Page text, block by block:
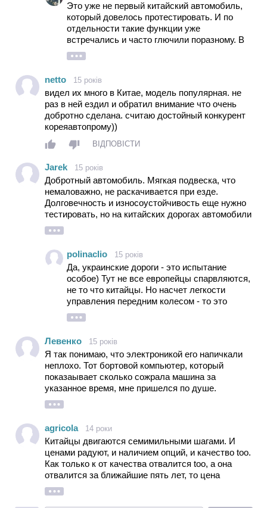
Это уже не первый китайский автомобиль,
который довелось протестировать. И по
отдельности такие функции уже
встречались и часто глючили поразному. В
данной машине все это на удивление четко
работает. Конечно, автомобиль новый и пока
часы
netto 15 років
видел их много в Китае, модель популярная. не
раз в ней ездил и обратил внимание что очень
добротно сделана. считаю достойный конкурент
кореяавтопрому))
ВІДПОВІСТИ
Jarek 15 років
Добротный автомобиль. Мягкая подвеска, что
немаловажно, не раскачивается при езде.
Долговечность и износоустойчивость еще нужно
тестировать, но на китайских дорогах автомобили
BYD доказали свою состоятельность. Впереди -
украинские дороги.
polinaclio
15 років
Да, украинские дороги - это испытание
особое) Тут не все европейцы спарвляются,
не то что китайцы. Но насчет легкости
управления передним колесом - то это
возможный плюс - ибо маневрировать в
ограниченном пространстве у нас
Левенко 15 років
Я так понимаю, что электроникой его напичкали
неплохо. Тот бортовой компьютер, который
показаывает сколько сожрала машина за
указанное время, мне пришелся по душе.
Вычислить бы сколько литрасей мне обходится
дорога в Вишневое.
agricola
14 роки
Китайцы двигаются семимильными шагами. И
ценами радуют, и наличием опций, и качество too.
Как только к от качества отвалится too, а она
отвалится за ближайшие пять лет, то цена
взлетит по-корейски. Так что надо ловить момент
"сцепление-газ".